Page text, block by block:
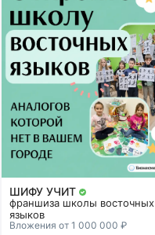
ШИФУ УЧИТ
франшиза школы восточных
языков
Вложения от 1 000 000 ₽